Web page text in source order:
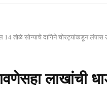
14 तोळे सोन्याचे दागिने चोरट्यांकडून
लाखांची